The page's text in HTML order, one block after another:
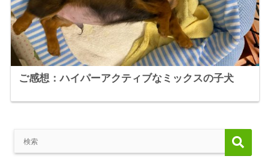
ご感想：ハイパーアクティブなミックスの子犬